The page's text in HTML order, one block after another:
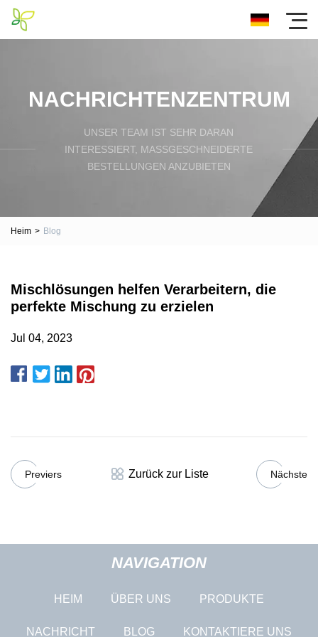
NACHRICHTENZENTRUM
UNSER TEAM IST SEHR DARAN
INTERESSIERT, MASSGESCHNEIDERTE B
ESTELLUNGEN ANZUBIETEN
Heim > Blog
Mischlösungen helfen Verarbeitern, die
perfekte Mischung zu erzielen
Jul 04, 2023
Previers Zurück zur Liste Nächste
NAVIGATION
HEIM ÜBER UNS PRODUKTE
NACHRICHT BLOG KONTAKTIERE UNS